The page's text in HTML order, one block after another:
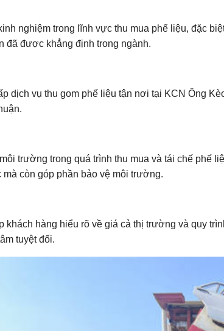
nghiệm trong lĩnh vực thu mua phế liệu, đặc
đã được khẳng định trong ngành.
dịch vụ thu gom phế liệu tận nơi tại KCN Ông
trường trong quá trình thu mua và tái chế phế
còn góp phần bảo vệ môi trường.
hàng hiểu rõ về giá cả thị trường và quy
tuyệt đối.